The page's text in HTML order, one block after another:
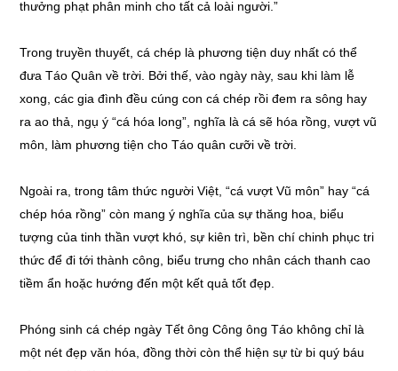
thưởng phạt phân minh cho tất cả loài người.”
Trong truyền thuyết, cá chép là phương tiện duy nhất có thể
đưa Táo Quân về trời. Bởi thế, vào ngày này, sau khi làm lễ
xong, các gia đình đều cúng con cá chép rồi đem ra sông hay
ra ao thả, ngụ ý “cá hóa long”, nghĩa là cá sẽ hóa rồng, vượt vũ
môn, làm phương tiện cho Táo quân cưỡi về trời.
Ngoài ra, trong tâm thức người Việt, “cá vượt Vũ môn” hay “cá
chép hóa rồng” còn mang ý nghĩa của sự thăng hoa, biểu
tượng của tinh thần vượt khó, sự kiên trì, bền chí chinh phục tri
thức để đi tới thành công, biểu trưng cho nhân cách thanh cao
tiềm ẩn hoặc hướng đến một kết quả tốt đẹp.
Phóng sinh cá chép ngày Tết ông Công ông Táo không chỉ là
một nét đẹp văn hóa, đồng thời còn thể hiện sự từ bi quý báu